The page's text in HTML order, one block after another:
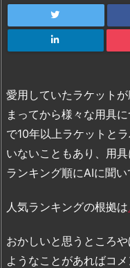
愛用していたラケット
まってから様々な用具
で10年以上ラケットと
いないこともあり、用
ランキング順にAIに聞い
人気ランキングの根拠は
おかしいと思うところ
ようなことがあればコ